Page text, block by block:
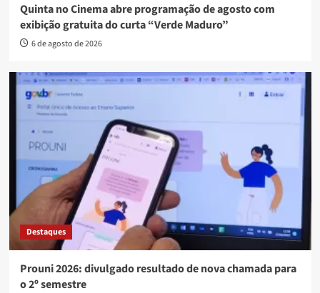
Quinta no Cinema abre programação de agosto com
exibição gratuita do curta “Verde Maduro”
6 de agosto de 2026
Destaques
Prouni 2026: divulgado resultado de nova chamada para
o 2º semestre